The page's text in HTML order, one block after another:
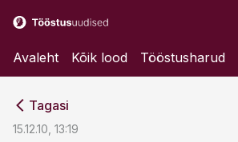
Avaleht Kõik lood Tööstusharud
Tagasi
15.12.10, 13:19